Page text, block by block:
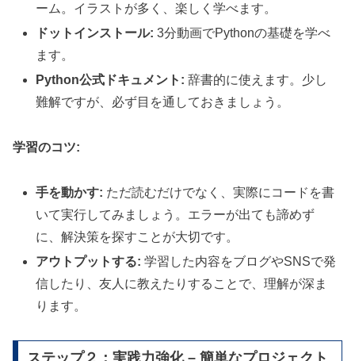
ーム。イラストが多く、楽しく学べます。
ドットインストール: 3分動画でPythonの基礎を学べ
ます。
Python公式ドキュメント: 辞書的に使えます。少し
難解ですが、必ず目を通しておきましょう。
学習のコツ:
手を動かす: ただ読むだけでなく、実際にコードを書
いて実行してみましょう。エラーが出ても諦めず
に、解決策を探すことが大切です。
アウトプットする: 学習した内容をブログやSNSで発
信したり、友人に教えたりすることで、理解が深ま
ります。